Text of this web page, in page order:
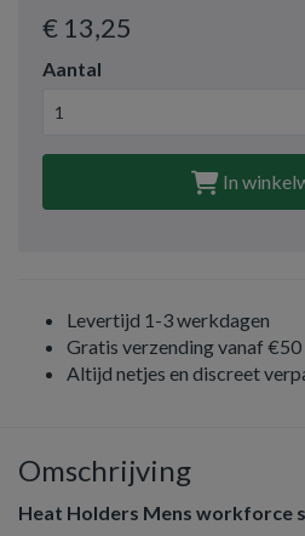
€ 13,25
Aantal
In
Levertijd 1-3 werkdagen
Gratis verzending vanaf €50
Altijd netjes en discreet
Omschrijving
Heat Holders Mens workforce